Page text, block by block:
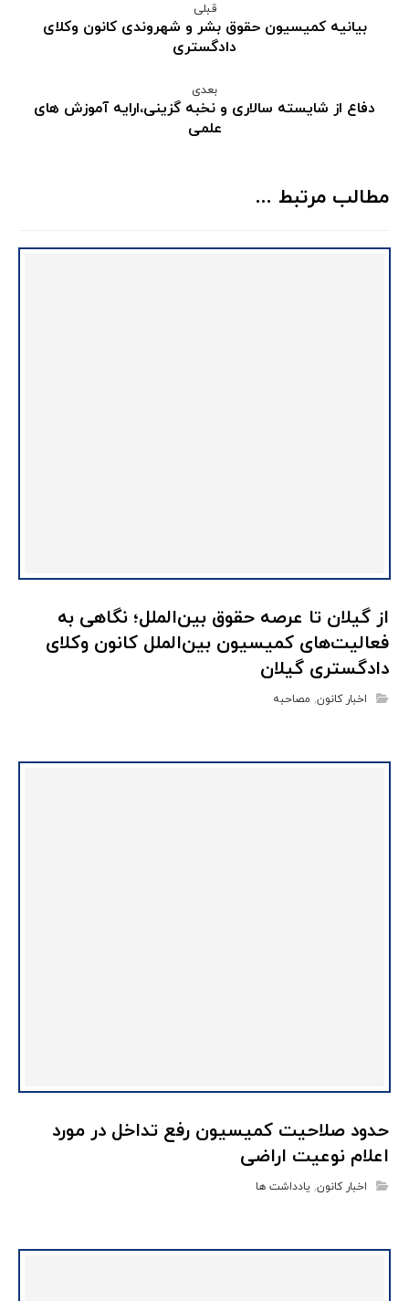
قبلی
بیانیه کمیسیون حقوق بشر و شهروندی کانون وکلای
دادگستری
بعدی
دفاع از شایسته سالاری و نخبه گزینی،ارایه آموزش های
علمی
مطالب مرتبط ...
از گیلان تا عرصه حقوق بین‌الملل؛ نگاهی به
فعالیت‌های کمیسیون بین‌الملل کانون وکلای
دادگستری گیلان
اخبار کانون, مصاحبه
حدود صلاحیت کمیسیون رفع تداخل در مورد
اعلام نوعیت اراضی
اخبار کانون, یادداشت ها